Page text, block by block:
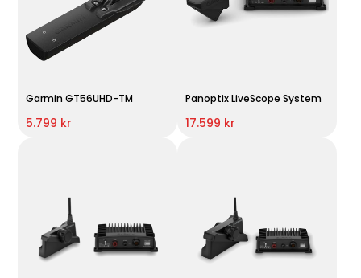
Garmin GT56UHD-TM
5.799 kr
Panoptix LiveScope System
17.599 kr